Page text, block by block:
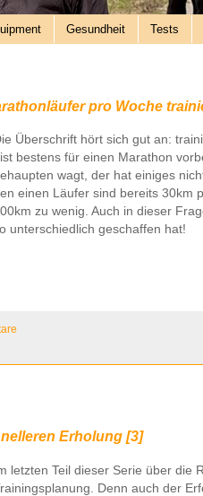
Gesundheit Tests
pro Woche
Überschrift hört sich gut an:
bestens für einen Marathon
wagt, der hat einiges
einen Läufer sind bereits 30km
zu wenig. Auch in dieser
unterschiedlich geschaffen hat!
Erholung [3]
letzten Teil dieser Serie über die
Denn auch der